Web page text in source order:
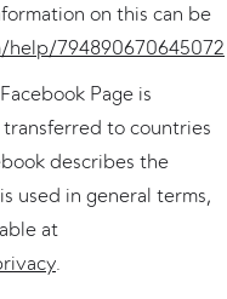
on this can be
794890670645072
Page is
to countries
describes the
used in general terms,
at
.